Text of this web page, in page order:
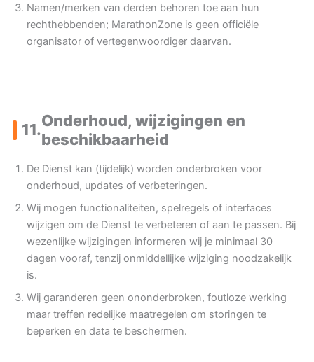
Namen/merken van derden behoren toe aan hun
rechthebbenden; MarathonZone is geen officiële
organisator of vertegenwoordiger daarvan.
11.
Onderhoud, wijzigingen en
beschikbaarheid
De Dienst kan (tijdelijk) worden onderbroken voor
onderhoud, updates of verbeteringen.
Wij mogen functionaliteiten, spelregels of interfaces
wijzigen om de Dienst te verbeteren of aan te passen. Bij
wezenlijke wijzigingen informeren wij je minimaal 30
dagen vooraf, tenzij onmiddellijke wijziging noodzakelijk
is.
Wij garanderen geen ononderbroken, foutloze werking
maar treffen redelijke maatregelen om storingen te
beperken en data te beschermen.